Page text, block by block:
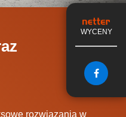
rozwiązania w
WYCENY